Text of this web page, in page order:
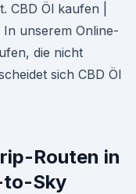
CBD Öl kaufen |
unserem Online-
die nicht
sich CBD Öl
Routen in
to-Sky